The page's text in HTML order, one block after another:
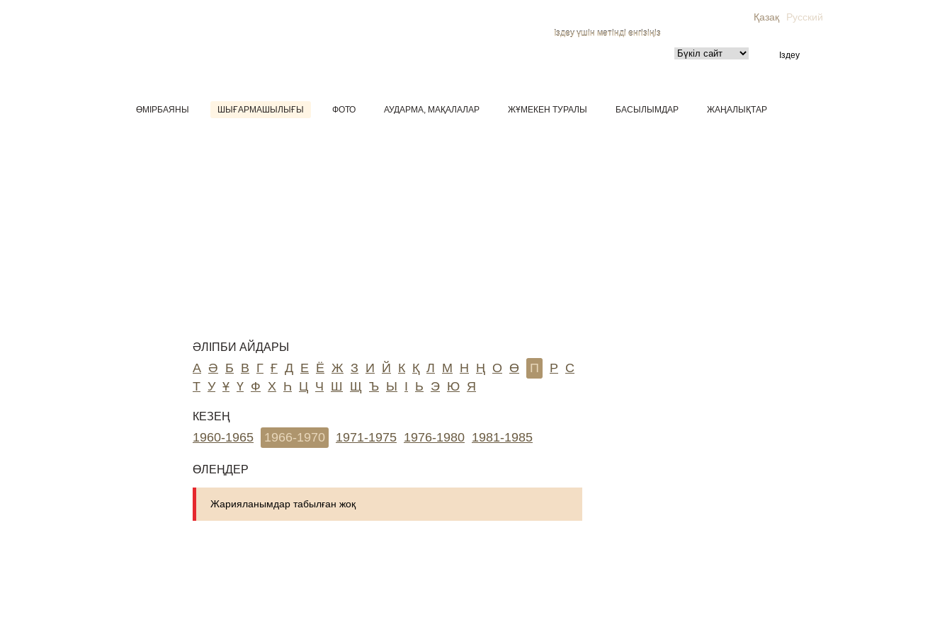
Қазақ Русский
Іздеу үшін мәтінді енгізіңіз
ӨМІРБАЯНЫ ШЫҒАРМАШЫЛЫҒЫ ФОТО АУДАРМА, МАҚАЛАЛАР ЖҰМЕКЕН ТУРАЛЫ БАСЫЛЫМДАР ЖАҢАЛЫҚТАР
ӘЛІПБИ АЙДАРЫ
А Ә Б В Г Ғ Д Е Ё Ж З И Й К Қ Л М Н Ң О Ө П Р С
Т У Ұ Ү Ф Х Һ Ц Ч Ш Щ Ъ Ы І Ь Э Ю Я
КЕЗЕҢ
1960-1965 1966-1970 1971-1975 1976-1980 1981-1985
ӨЛЕҢДЕР
Жарияланымдар табылған жоқ